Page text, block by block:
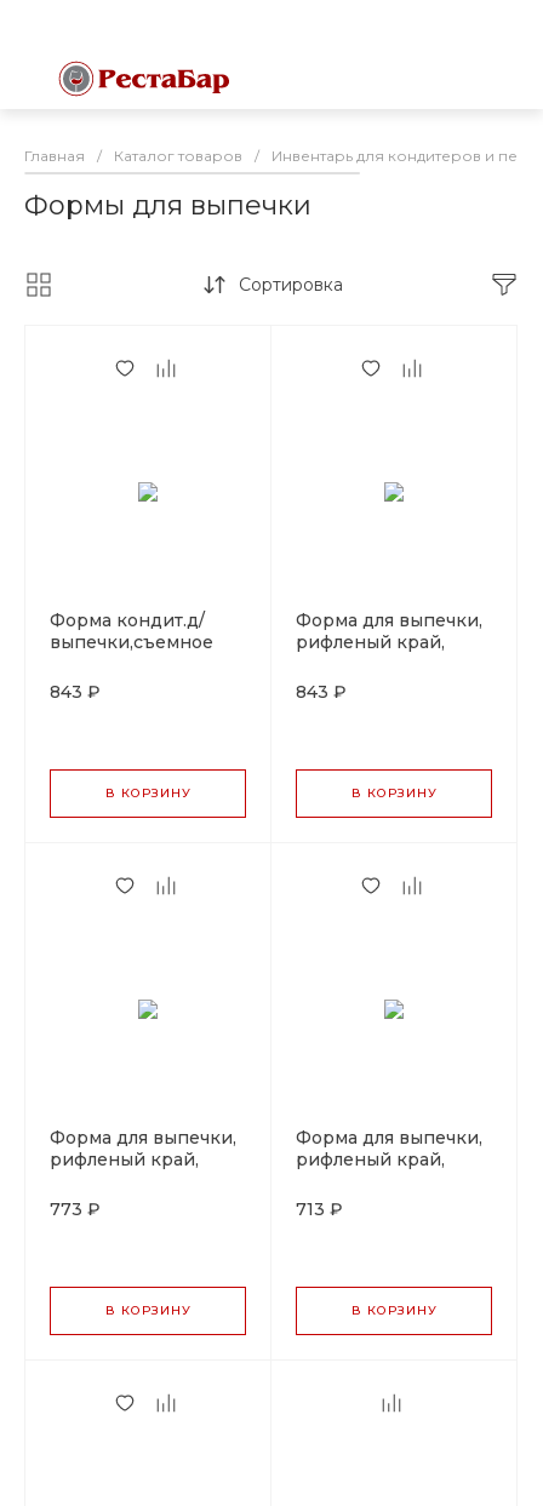
Главная / Каталог товаров / Инвентарь для кондитеров и
Формы для выпечки
Сортировка
Форма кондит.д/
выпечки,съемное
Cuisine
843 ₽
В КОРЗИНУ
Форма для выпечки,
рифленый край,
d=28см, h=3 см, P.L.
843 ₽
В КОРЗИНУ
Форма для выпечки,
рифленый край,
см, h=3 см, P.L. Proff
773 ₽
В КОРЗИНУ
Форма для выпечки,
рифленый край,
см, h=2 см, P.L. Proff
713 ₽
В КОРЗИНУ